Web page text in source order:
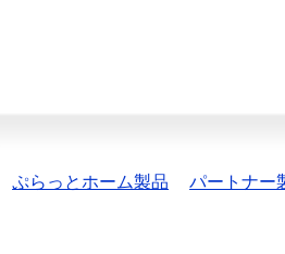
ぷらっとホーム製品 パートナー